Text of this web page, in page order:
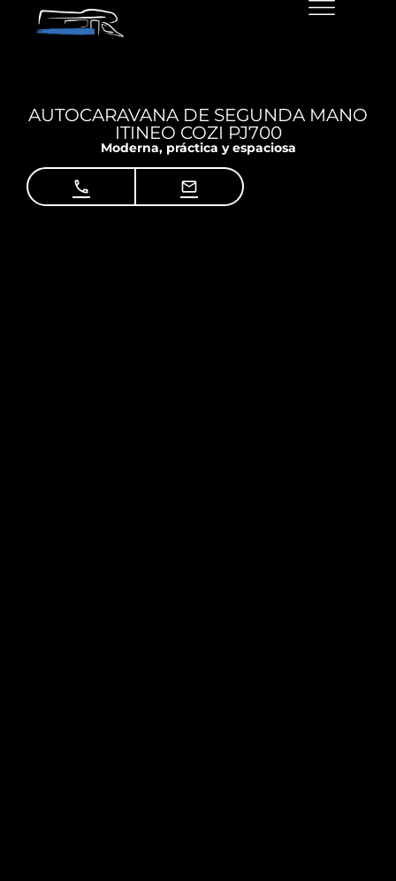
AUTOCARAVANA DE SEGUNDA MANO
ITINEO COZI PJ700
Moderna, práctica y espaciosa